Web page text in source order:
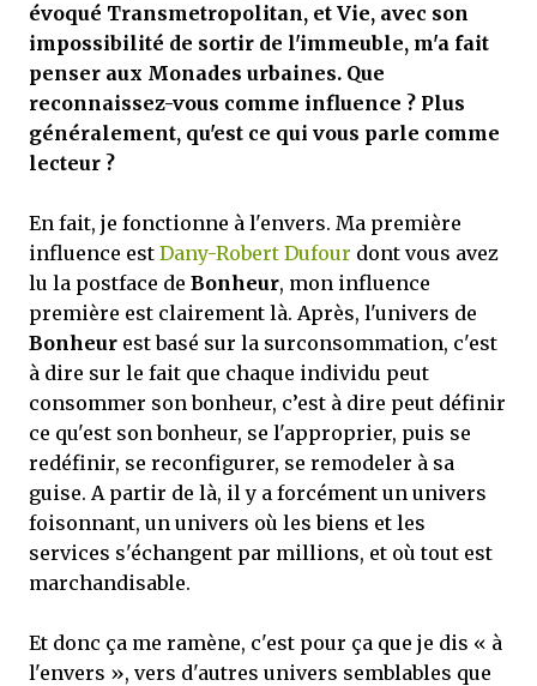
évoqué Transmetropolitan, et Vie, avec son
impossibilité de sortir de l'immeuble, m'a fait
penser aux Monades urbaines. Que
reconnaissez-vous comme influence ? Plus
généralement, qu'est ce qui vous parle comme
lecteur ?
En fait, je fonctionne à l'envers. Ma première
influence est Dany-Robert Dufour dont vous avez
lu la postface de Bonheur, mon influence
première est clairement là. Après, l'univers de
Bonheur est basé sur la surconsommation, c'est
à dire sur le fait que chaque individu peut
consommer son bonheur, c’est à dire peut définir
ce qu'est son bonheur, se l'approprier, puis se
redéfinir, se reconfigurer, se remodeler à sa
guise. A partir de là, il y a forcément un univers
foisonnant, un univers où les biens et les
services s'échangent par millions, et où tout est
marchandisable.
Et donc ça me ramène, c'est pour ça que je dis « à
l'envers », vers d'autres univers semblables que